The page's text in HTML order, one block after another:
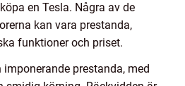
en Tesla. Några av de
kan vara prestanda,
funktioner och priset.
prestanda, med